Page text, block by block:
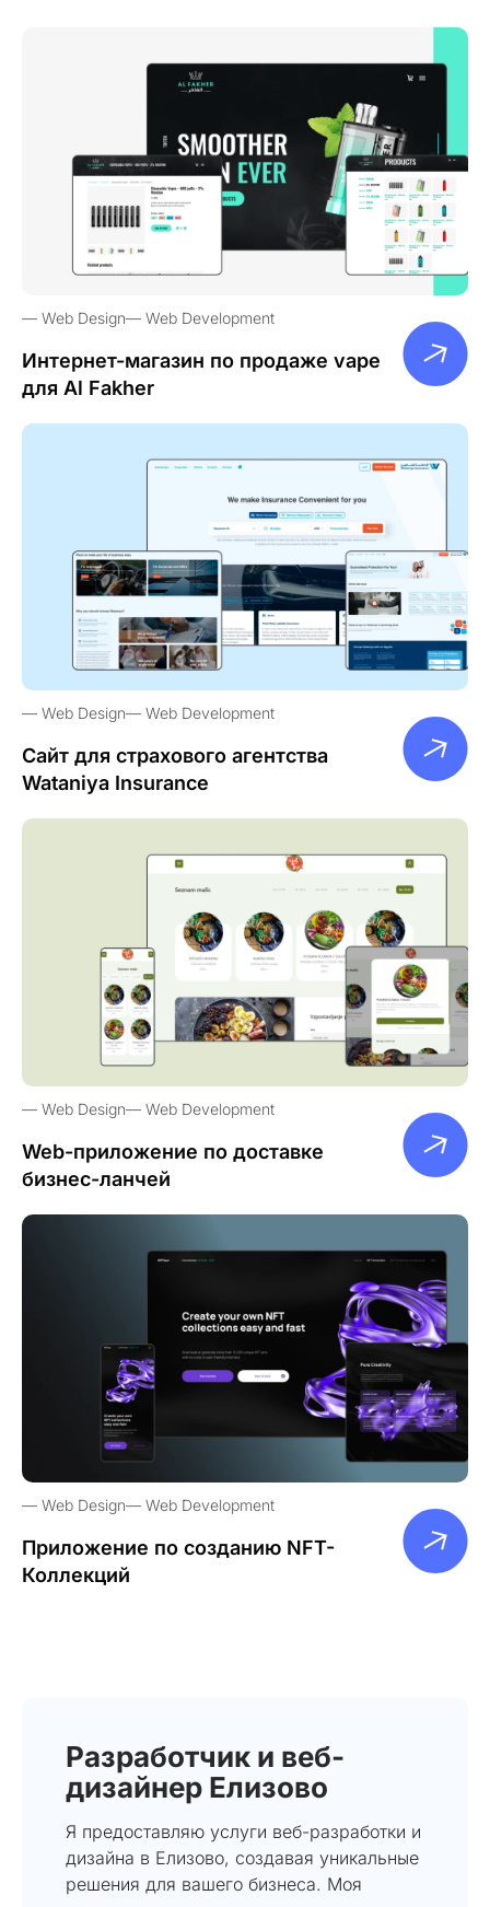
Web Design Web Development
Интернет-магазин по продаже vape
для Al Fakher
Web Design Web Development
Сайт для страхового агентства
Wataniya Insurance
Web Design Web Development
Web-приложение по доставке
бизнес-ланчей
Web Design Web Development
Приложение по созданию NFT-
Коллекций
Разработчик и веб-
дизайнер Елизово
Я предоставляю услуги веб-разработки и
дизайна в Елизово, создавая уникальные
решения для вашего бизнеса. Моя